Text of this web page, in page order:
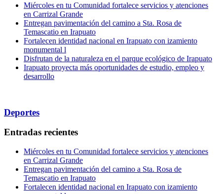
Miércoles en tu Comunidad fortalece servicios y atenciones
en Carrizal Grande
Entregan pavimentación del camino a Sta. Rosa de
Temascatio en Irapuato
Fortalecen identidad nacional en Irapuato con izamiento
monumental l
Disfrutan de la naturaleza en el parque ecológico de Irapuato
Irapuato proyecta más oportunidades de estudio, empleo y
desarrollo
Deportes
Entradas recientes
Miércoles en tu Comunidad fortalece servicios y atenciones
en Carrizal Grande
Entregan pavimentación del camino a Sta. Rosa de
Temascatio en Irapuato
Fortalecen identidad nacional en Irapuato con izamiento